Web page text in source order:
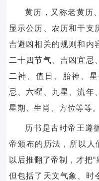
黄历，又称老黄历
显示公历、农历和干支
吉避凶相关的规则和内
二十四节气、吉凶宜忌
二神、值日、胎神、
忌、六曜、九星、流年
星期、生肖、方位等等。
历书是古时帝王遵
帝颁布的历法，所以人
以后推翻了帝制，才把“
但包括了天文气象、时